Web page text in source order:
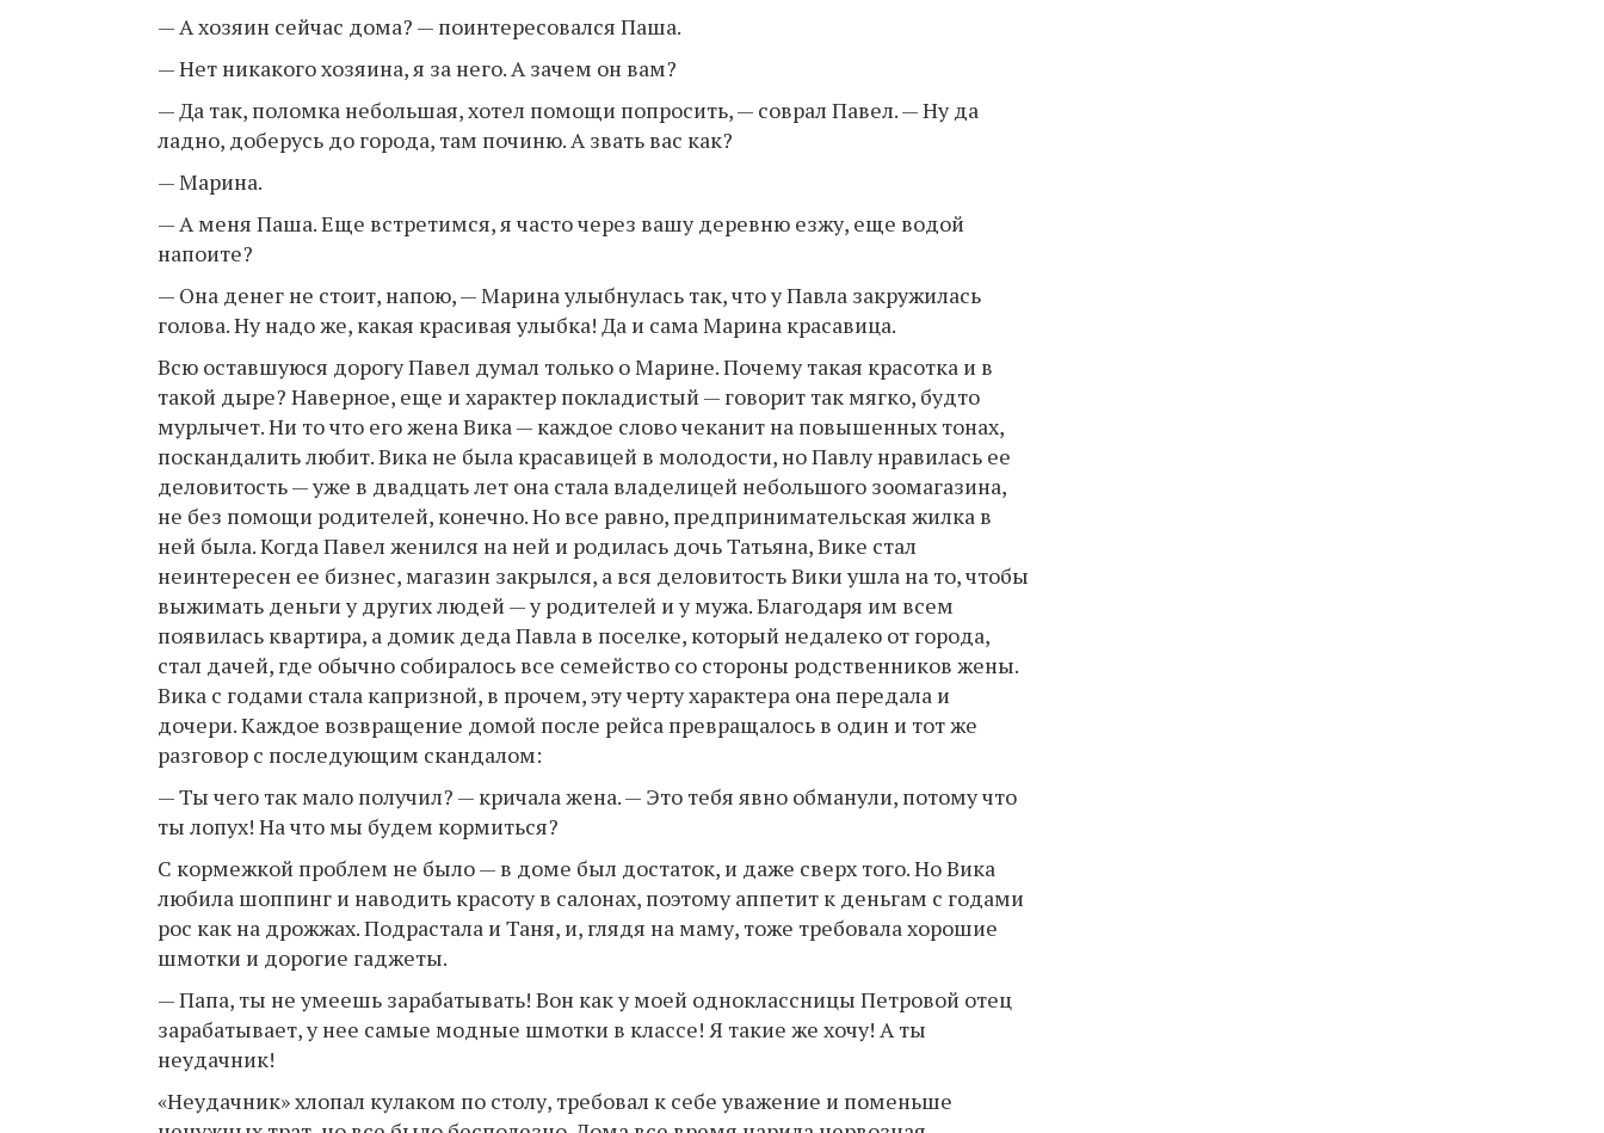
— А хозяин сейчас дома? — поинтересовался Паша.
— Нет никакого хозяина, я за него. А зачем он вам?
— Да так, поломка небольшая, хотел помощи попросить, — соврал Павел. — Ну да
ладно, доберусь до города, там починю. А звать вас как?
— Марина.
— А меня Паша. Еще встретимся, я часто через вашу деревню езжу, еще водой
напоите?
— Она денег не стоит, напою, — Марина улыбнулась так, что у Павла закружилась
голова. Ну надо же, какая красивая улыбка! Да и сама Марина красавица.
Всю оставшуюся дорогу Павел думал только о Марине. Почему такая красотка и в
такой дыре? Наверное, еще и характер покладистый — говорит так мягко, будто
мурлычет. Ни то что его жена Вика — каждое слово чеканит на повышенных тонах,
поскандалить любит. Вика не была красавицей в молодости, но Павлу нравилась ее
деловитость — уже в двадцать лет она стала владелицей небольшого зоомагазина,
не без помощи родителей, конечно. Но все равно, предпринимательская жилка в
ней была. Когда Павел женился на ней и родилась дочь Татьяна, Вике стал
неинтересен ее бизнес, магазин закрылся, а вся деловитость Вики ушла на то, чтобы
выжимать деньги у других людей — у родителей и у мужа. Благодаря им всем
появилась квартира, а домик деда Павла в поселке, который недалеко от города,
стал дачей, где обычно собиралось все семейство со стороны родственников жены.
Вика с годами стала капризной, в прочем, эту черту характера она передала и
дочери. Каждое возвращение домой после рейса превращалось в один и тот же
разговор с последующим скандалом:
— Ты чего так мало получил? — кричала жена. — Это тебя явно обманули, потому что
ты лопух! На что мы будем кормиться?
С кормежкой проблем не было — в доме был достаток, и даже сверх того. Но Вика
любила шоппинг и наводить красоту в салонах, поэтому аппетит к деньгам с годами
рос как на дрожжах. Подрастала и Таня, и, глядя на маму, тоже требовала хорошие
шмотки и дорогие гаджеты.
— Папа, ты не умеешь зарабатывать! Вон как у моей одноклассницы Петровой отец
зарабатывает, у нее самые модные шмотки в классе! Я такие же хочу! А ты
неудачник!
«Неудачник» хлопал кулаком по столу, требовал к себе уважение и поменьше